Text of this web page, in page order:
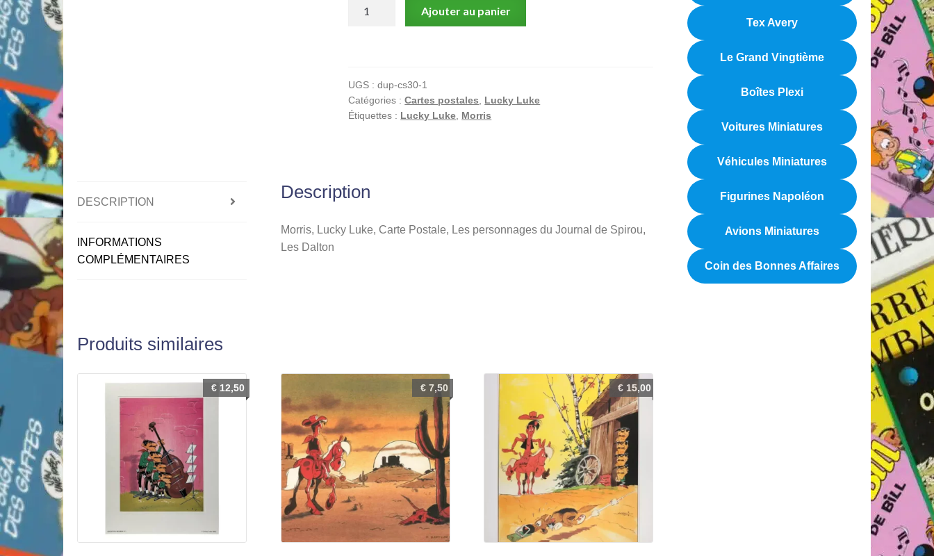
Carte
Postale,
Les
de
Les
Ajouter au panier
UGS :dup-cs30-1
Catégories :Cartes postales
Lucky Luke
Étiquettes : Lucky Luke Morris
DESCRIPTION
INFORMATIONS
COMPLÉMENTAIRES
Description
Morris, Lucky Luke, Carte Postale, Les personnages du Journal de Spirou,
Les Dalton
Produits similaires
€12,50 €7,50 € 15,00
Tex Avery
Le Grand Vingtième
Boîtes Plexi
Voitures Miniatures
Véhicules Miniatures
Figurines Napoléon
Avions Miniatures
Coin des Bonnes Affaires